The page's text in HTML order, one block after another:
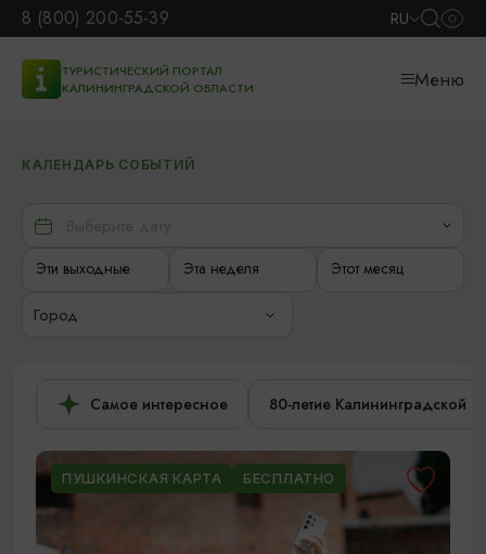
8 (800) 200-55-39 RU
ТУРИСТИЧЕСКИЙ ПОРТАЛ
КАЛИНИНГРАДСКОЙ ОБЛАСТИ
Меню
КАЛЕНДАРЬ СОБЫТИЙ
Эти выходные Эта неделя Этот месяц
Город
Самое интересное 80-летие Калининградской
ПУШКИНСКАЯ КАРТА БЕСПЛАТНО